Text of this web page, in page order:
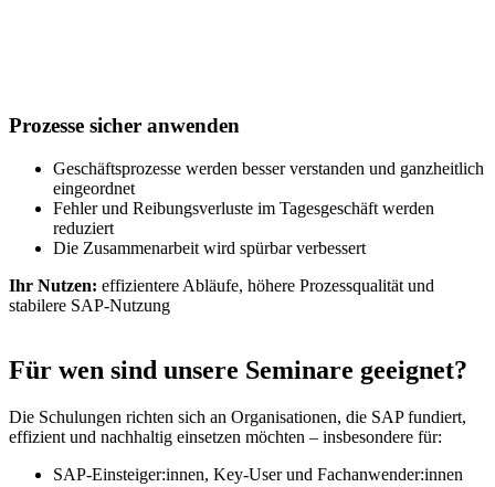
Prozesse sicher anwenden
Geschäftsprozesse werden besser verstanden und ganzheitlich
eingeordnet
Fehler und Reibungsverluste im Tagesgeschäft werden
reduziert
Die Zusammenarbeit wird spürbar verbessert
Ihr Nutzen: effizientere Abläufe, höhere Prozessqualität und
stabilere SAP-Nutzung
Für wen sind unsere Seminare geeignet?
Die Schulungen richten sich an Organisationen, die SAP fundiert,
effizient und nachhaltig einsetzen möchten – insbesondere für:
SAP-Einsteiger:innen, Key-User und Fachanwender:innen